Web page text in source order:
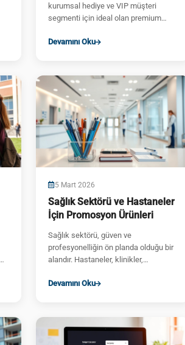
kurumsal hediye ve VIP müşteri
segmenti için ideal olan premium
Devamını Oku
5 Mart 2026
Sağlık Sektörü ve Hastaneler
İçin Promosyon Ürünleri
Sağlık sektörü, güven ve
profesyonelliğin ön planda olduğu bir
alandır. Hastaneler, klinikler,
promosyon ...
Devamını Oku